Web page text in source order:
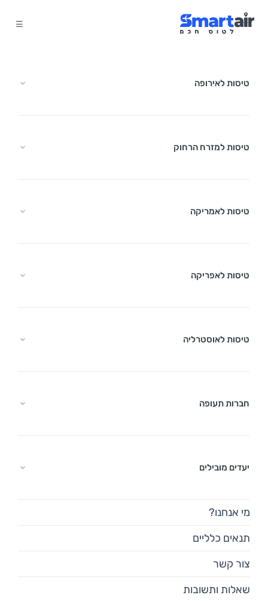
טיסות לאירופה
טיסות למזרח הרחוק
טיסות לאמריקה
טיסות לאפריקה
טיסות לאוסטרליה
חברות תעופה
יעדים מובילים
מי אנחנו?
תנאים כלליים
צור קשר
שאלות ותשובות